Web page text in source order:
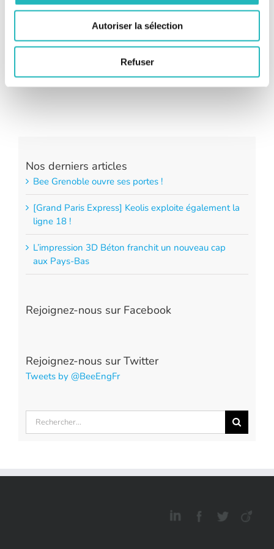
Autoriser la sélection
Refuser
retour d’expérience
https://youtu.be/0nIRosHROvw
Nos derniers articles
Bee Grenoble ouvre ses portes !
[Grand Paris Express] Keolis exploite également la
ligne 18 !
L’impression 3D Béton franchit un nouveau cap
aux Pays-Bas
Rejoignez-nous sur Facebook
Rejoignez-nous sur Twitter
Tweets by @BeeEngFr
Rechercher: